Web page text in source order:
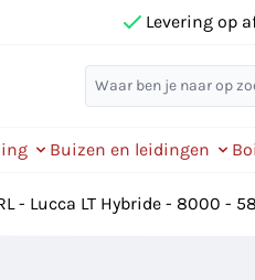
Levering op
Buizen en leidingen
- Lucca LT Hybride - 8000 -